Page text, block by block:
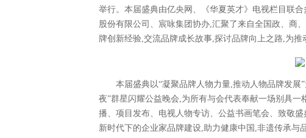
举行。本届盛典由亿央网、《华夏英才》电视栏目联
股份有限公司、宸咏集团协办,汇聚了来自全国政、商
牌创新经验,交流品牌成长故事,探讨品牌向上之路,为推
本届盛典以“凝聚品牌人物力量,推动人物品牌发展
夜”群星闪耀公益晚会,为所有与会代表奉献一场别具
播、项目发布、电视人物专访、公益书画笔会、致敬
新时代下的企业家品牌建设,助力健康中国,非遗传承